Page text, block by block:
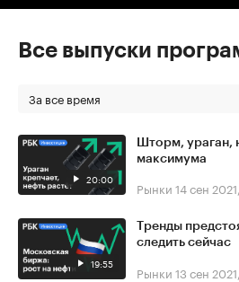
Все выпуски
За все время
20:00
Шторм, ураган,
максимума
Рынки 14 сен
19:55
Тренды
следить сейчас
Рынки 13 сен